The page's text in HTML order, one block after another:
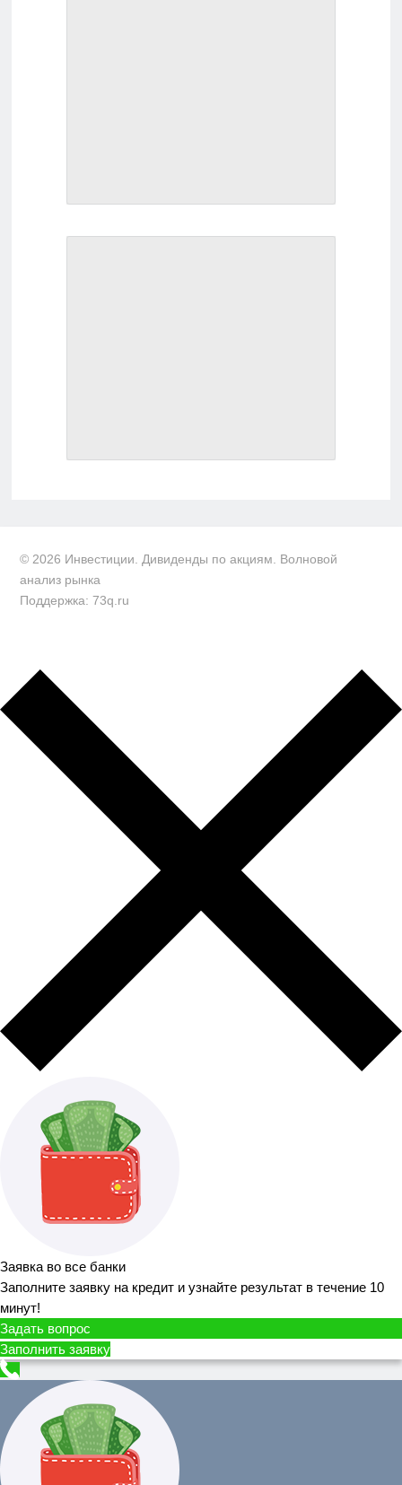
© 2026 Инвестиции. Дивиденды по акциям. Волновой
анализ рынка
Поддержка: 73q.ru
Заявка во все банки
Заполните заявку на кредит и узнайте результат в течение 10
минут!
Задать вопрос
Заполнить заявку